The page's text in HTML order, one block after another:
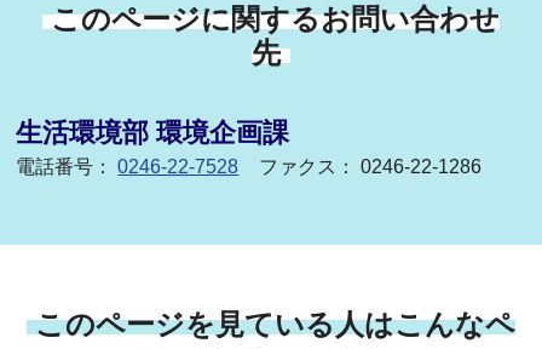
このページに関するお問い合わせ
先
生活環境部 環境企画課
電話番号：0246-22-7528 ファクス： 0246-22-1286
このページを見ている人はこんなペ